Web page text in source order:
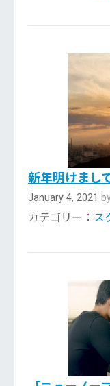
新年明けまし
January 4, 2021
カテゴリー： ス